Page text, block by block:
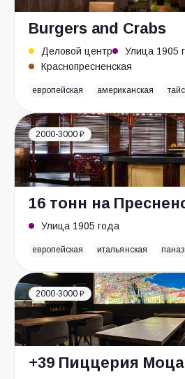
Burgers and Crabs
Деловой центр
Улица 1905
Краснопресненская
европейская американская
2000-3000 ₽
16 тонн на
Улица 1905 года
европейская итальянская
2000-3000 ₽
+39 Пиццерия